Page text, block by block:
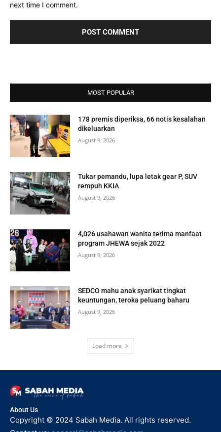
next time I comment.
MOST POPULAR
178 premis diperiksa, 66 notis kesalahan
dikeluarkan
August 9, 2026
Tukar pemandu, lupa letak gear P, SUV
rempuh KKIA
August 9, 2026
4,026 usahawan wanita terima manfaat
program JHEWA sejak 2022
August 9, 2026
SEDCO mahu anak syarikat tingkat
keuntungan, teroka peluang baharu
August 9, 2026
Load more
About Us
Copyright © 2024 Sabah Media. All rights reserved.